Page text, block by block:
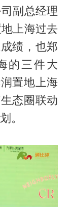
副总经理
上海过去
绩，也郑
的三件大
置地上海
态圈联动
。